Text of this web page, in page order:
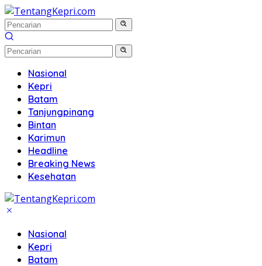
Langsung
ke
konten
Nasional
Kepri
Batam
Tanjungpinang
Bintan
Karimun
Headline
Breaking News
Kesehatan
Nasional
Kepri
Batam